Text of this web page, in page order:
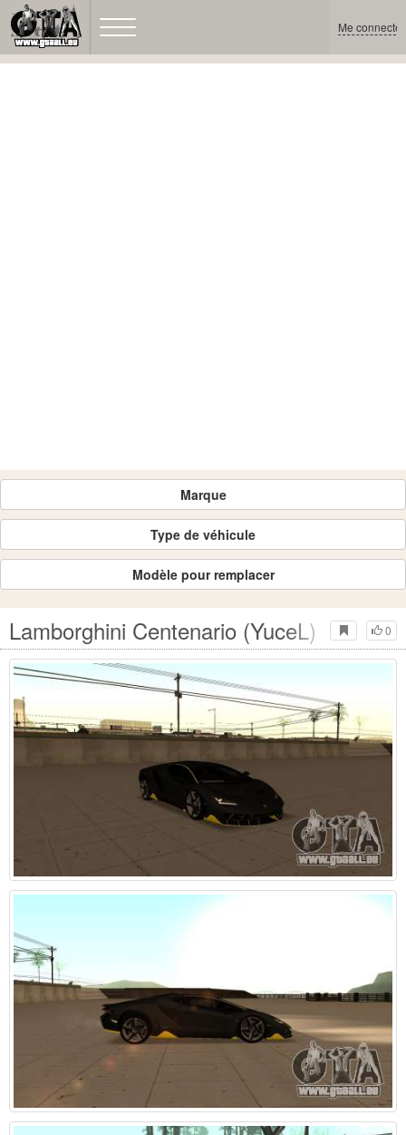
Me connecter
Marque
Type de véhicule
Modèle pour remplacer
0
Lamborghini Centenario (YuceL)